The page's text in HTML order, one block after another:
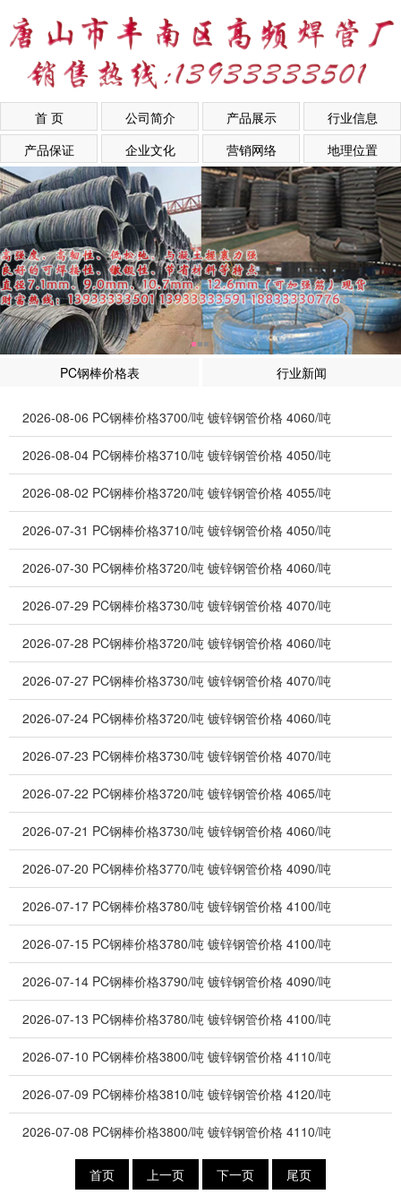
首 页 公司简介 产品展示
行业信息
产品保证
企业文化 营销网络 地理位置
PC钢棒价格表 行业新闻
2026-08-06 PC钢棒价格3700/吨 镀锌钢管价格 4060/吨
2026-08-04 PC钢棒价格3710/吨 镀锌钢管价格 4050/吨
2026-08-02 PC钢棒价格3720/吨 镀锌钢管价格 4055/吨
2026-07-31 PC钢棒价格3710/吨 镀锌钢管价格 4050/吨
2026-07-30 PC钢棒价格3720/吨 镀锌钢管价格 4060/吨
2026-07-29 PC钢棒价格3730/吨 镀锌钢管价格 4070/吨
2026-07-28 PC钢棒价格3720/吨 镀锌钢管价格 4060/吨
2026-07-27 PC钢棒价格3730/吨 镀锌钢管价格 4070/吨
2026-07-24 PC钢棒价格3720/吨 镀锌钢管价格 4060/吨
2026-07-23 PC钢棒价格3730/吨 镀锌钢管价格 4070/吨
2026-07-22 PC钢棒价格3720/吨 镀锌钢管价格 4065/吨
2026-07-21 PC钢棒价格3730/吨 镀锌钢管价格 4060/吨
2026-07-20 PC钢棒价格3770/吨 镀锌钢管价格 4090/吨
2026-07-17 PC钢棒价格3780/吨 镀锌钢管价格 4100/吨
2026-07-15 PC钢棒价格3780/吨 镀锌钢管价格 4100/吨
2026-07-14 PC钢棒价格3790/吨 镀锌钢管价格 4090/吨
2026-07-13 PC钢棒价格3780/吨 镀锌钢管价格 4100/吨
2026-07-10 PC钢棒价格3800/吨 镀锌钢管价格 4110/吨
2026-07-09 PC钢棒价格3810/吨 镀锌钢管价格 4120/吨
2026-07-08 PC钢棒价格3800/吨 镀锌钢管价格 4110/吨
首页 上一页 下一页 尾页